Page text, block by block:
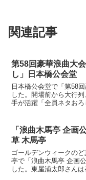
関連記事
第58回豪華浪曲大
し」日本橋公会堂
日本橋公会堂で「第58
した。開場前から大行
手が活躍「全員ネタお
「浪曲木馬亭 企画
草 木馬亭
ゴールデンウィークの
亭で「浪曲木馬亭 企画
した。東屋浦太郎さん